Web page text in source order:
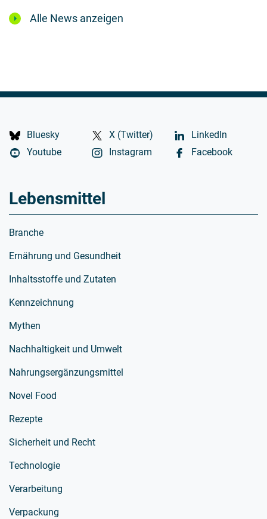
Alle News anzeigen
Bluesky X (Twitter)
LinkedIn
Youtube
Instagram Facebook
Lebensmittel
Branche
Ernährung und Gesundheit
Inhaltsstoffe und Zutaten
Kennzeichnung
Mythen
Nachhaltigkeit und Umwelt
Nahrungsergänzungsmittel
Novel Food
Rezepte
Sicherheit und Recht
Technologie
Verarbeitung
Verpackung